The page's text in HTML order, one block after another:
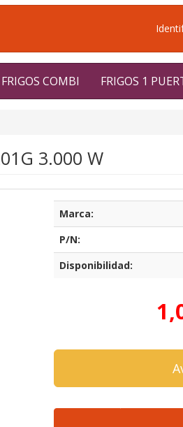
FRIGOS COMBI FRIGOS 1
3.000 W
Marca:
P/N:
Disponibilidad: